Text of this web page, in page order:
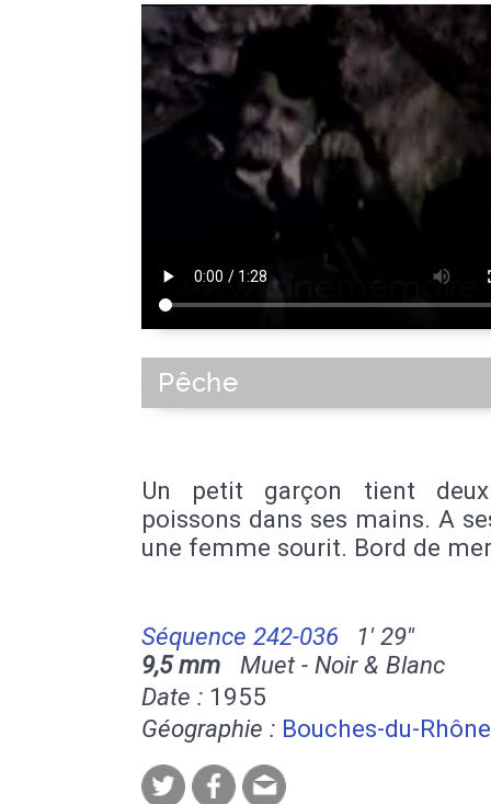
Pêche
Un petit garçon tient
poissons dans ses mains. A
une femme sourit. Bord de
Séquence 242-036
1' 29''
9,5 mm Muet - Noir & Blanc
Date : 1955
Géographie : Bouches-du-